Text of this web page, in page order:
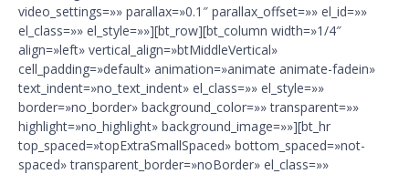
video_settings=»» parallax=»0.1″ parallax_offset=»» el_id=»»
el_class=»» el_style=»»][bt_row][bt_column width=»1/4″
align=»left» vertical_align=»btMiddleVertical»
cell_padding=»default» animation=»animate animate-fadein»
text_indent=»no_text_indent» el_class=»» el_style=»»
border=»no_border» background_color=»» transparent=»»
highlight=»no_highlight» background_image=»»][bt_hr
top_spaced=»topExtraSmallSpaced» bottom_spaced=»not-
spaced» transparent_border=»noBorder» el_class=»»